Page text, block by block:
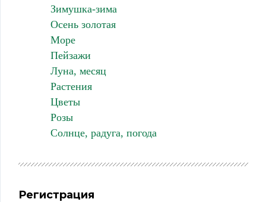
Зимушка-зима
Осень золотая
Море
Пейзажи
Луна, месяц
Растения
Цветы
Розы
Солнце, радуга, погода
Регистрация